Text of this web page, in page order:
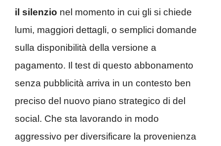
il silenzio nel momento in cui gli si chiede
lumi, maggiori dettagli, o semplici domande
sulla disponibilità della versione a
pagamento. Il test di questo abbonamento
senza pubblicità arriva in un contesto ben
preciso del nuovo piano strategico di del
social. Che sta lavorando in modo
aggressivo per diversificare la provenienza